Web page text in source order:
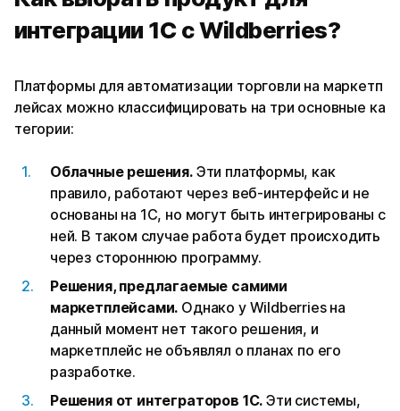
интеграции 1С с Wildberries?
Платформы для автоматизации торговли на маркетп
лейсах можно классифицировать на три основные ка
тегории:
Облачные решения.Эти платформы, как
правило, работают через веб-интерфейс и не
основаны на 1С, но могут быть интегрированы с
ней. В таком случае работа будет происходить
через стороннюю программу.
Решения, предлагаемые самими
маркетплейсами. Однако у Wildberries на
данный момент нет такого решения, и
маркетплейс не объявлял о планах по его
разработке.
Решения от интеграторов 1С. Эти системы,